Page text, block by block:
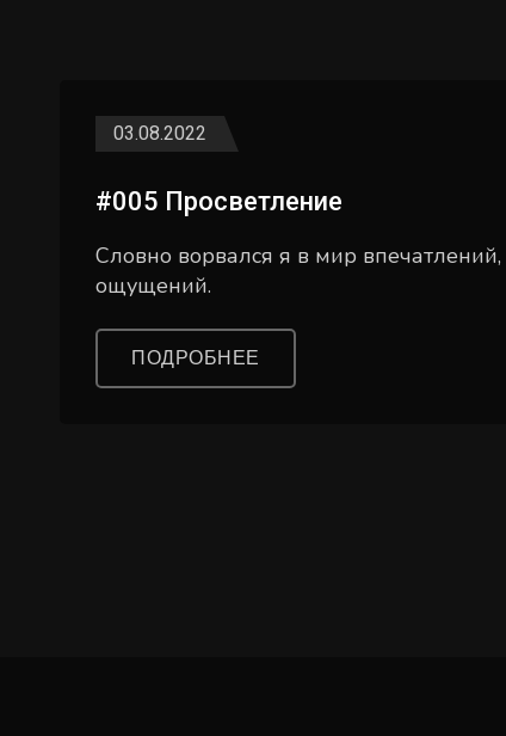
03.08.2022
#005 Просветление
Словно ворвался я в мир
ощущений.
ПОДРОБНЕЕ